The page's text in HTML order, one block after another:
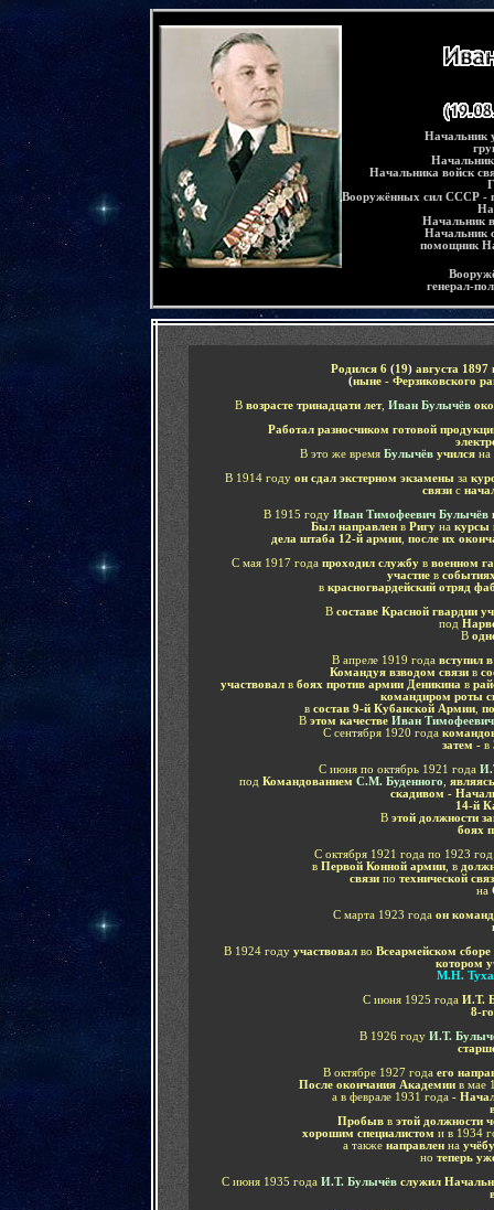
Начальник
Начальника войск
Вооружённых сил СССР -
Начальник
Начальник
помощник
генерал-
Родился 6 (19) августа 1897
(ныне - Ферзиковского
В возрасте тринадцати лет, Иван Булычёв
Работал разносчиком готовой
В это же время Булычёв учился на
В 1914 году он сдал экстерном экзамены за
связи с
В 1915 году Иван Тимофеевич Булычёв
Был направлен вРигу на курсы
дела штаба 12-й армии после их
С мая 1917 года проходил службу в военном
участиев
в красногвардейский отряд
Всоставе Красной гвардии
под
В
В апреле 1919 года вступил
Командуя взводом связи в
участвовал в боях против армии Деникина в
командиром роты
в состав 9-й Кубанской Армии
В этом качестве Иван
С сентября 1920 года
затем -в
С июня по октябрь 1921 года
под Командованием С.М. Буденного
скадивом -
14-й
В этой должности
боях
С октября 1921 года по 1923
в Первой Конной армии, в
связи по технической
на
С марта 1923 года он
В 1924 году участвовал во Всеармейском сборе
котором
М.Н.
С июня 1925 года И.Т.
8-
В 1926 году И.Т.
В октябре 1927 года его
После окончания Академии в мае
а в феврале 1931 года -
Пробыв в этой должности
хорошим специалистом и в 1934
а также направлен на
но теперь
С июня 1935 года И.Т. Булычёв служил